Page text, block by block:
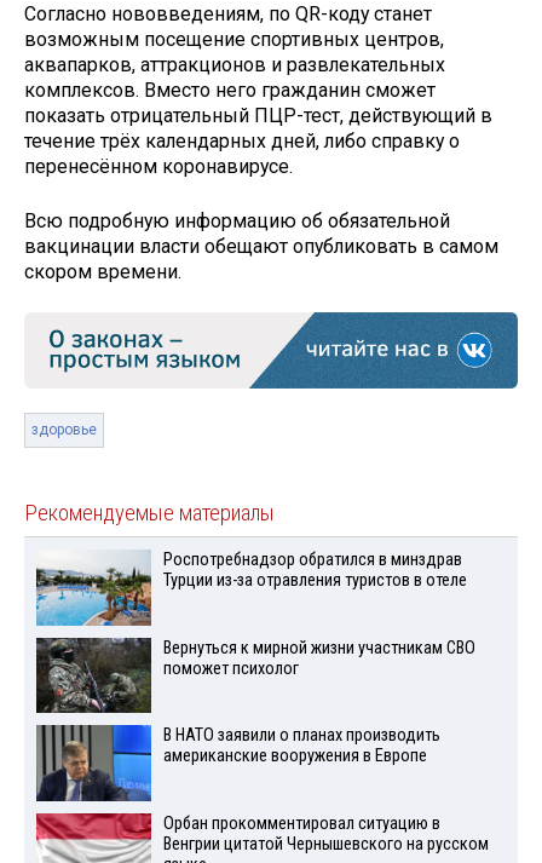
Согласно нововведениям, по QR-коду станет
возможным посещение спортивных центров,
аквапарков, аттракционов и развлекательных
комплексов. Вместо него гражданин сможет
показать отрицательный ПЦР-тест, действующий в
течение трёх календарных дней, либо справку о
перенесённом коронавирусе.
Всю подробную информацию об обязательной
вакцинации власти обещают опубликовать в самом
скором времени.
здоровье
Рекомендуемые материалы
Роспотребнадзор обратился в минздрав
Турции из-за отравления туристов в отеле
Вернуться к мирной жизни участникам СВО
поможет психолог
В НАТО заявили о планах производить
американские вооружения в Европе
Орбан прокомментировал ситуацию в
Венгрии цитатой Чернышевского на русском